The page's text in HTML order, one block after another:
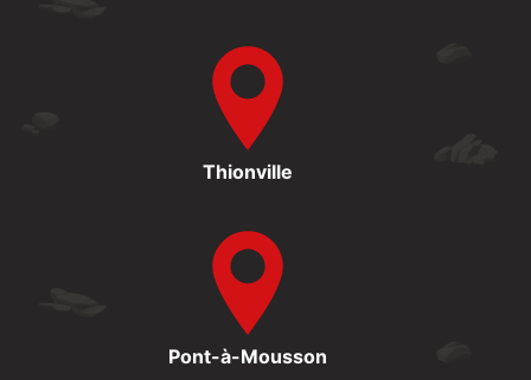
Thionville
Pont-à-Mousson